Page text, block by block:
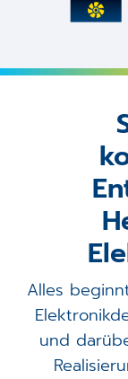
Alles
und